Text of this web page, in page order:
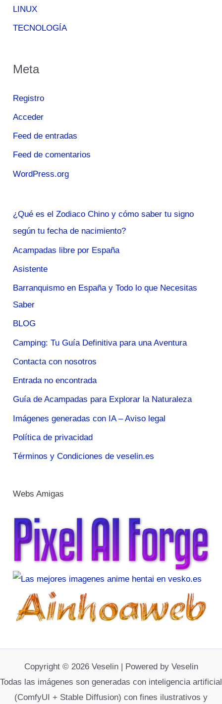
LINUX
TECNOLOGÍA
Meta
Registro
Acceder
Feed de entradas
Feed de comentarios
WordPress.org
¿Qué es el Zodiaco Chino y cómo saber tu signo
según tu fecha de nacimiento?
Acampadas libre por España
Asistente
Barranquismo en España y Todo lo que Necesitas
Saber
BLOG
Camping: Tu Guía Definitiva para una Aventura
Contacta con nosotros
Entrada no encontrada
Guía de Acampadas para Explorar la Naturaleza
Imágenes generadas con IA – Aviso legal
Política de privacidad
Términos y Condiciones de veselin.es
Webs Amigas
Copyright © 2026 Veselin | Powered by Veselin
Todas las imágenes son generadas con inteligencia artificial
(ComfyUI + Stable Diffusion) con fines ilustrativos y